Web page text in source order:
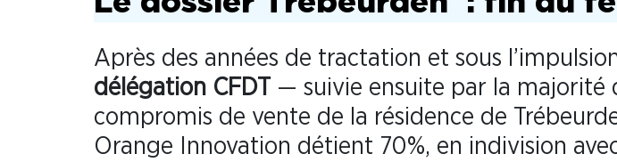
Après des années de tractation et sous
délégation CFDT— suivie ensuite par la majorité
compromis de vente de la résidence de
Orange Innovation détient 70%, en indivision